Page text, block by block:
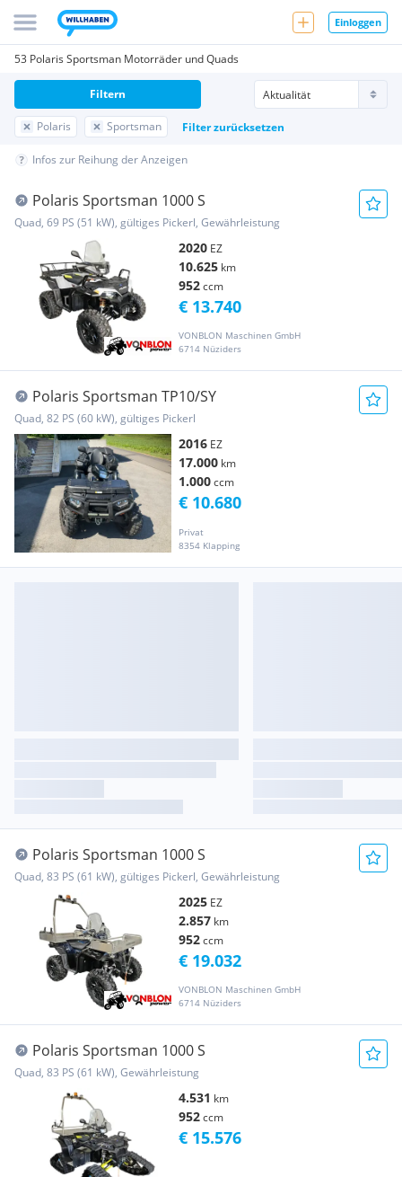
Einloggen
53 Polaris Sportsman Motorräder und Quads
Polaris Sportsman Filter zurücksetzen
Filtern
Infos zur Reihung der Anzeigen
Polaris Sportsman 1000 S
Quad, 69 PS (51 kW), gültiges Pickerl, Gewährleistung
2020 EZ
10.625 km
952ccm
VONBLON Maschinen GmbH
6714 Nüziders
€ 13.740
Polaris Sportsman TP10/SY
Quad, 82 PS (60 kW), gültiges Pickerl
2016 EZ
17.000 km
1.000ccm
Privat
8354 Klapping
€ 10.680
Polaris Sportsman 1000 S
Quad, 83 PS (61 kW), gültiges Pickerl, Gewährleistung
2025 EZ
2.857 km
952ccm
VONBLON Maschinen GmbH
6714 Nüziders
€ 19.032
Polaris Sportsman 1000 S
Quad, 83 PS (61 kW), Gewährleistung
4.531 km
952ccm
€ 15.576